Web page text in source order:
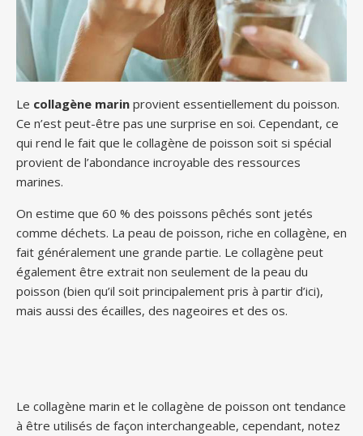
Le collagène marin provient essentiellement du poisson.
Ce n’est peut-être pas une surprise en soi. Cependant, ce
qui rend le fait que le collagène de poisson soit si spécial
provient de l’abondance incroyable des ressources
marines.
On estime que 60 % des poissons pêchés sont jetés
comme déchets. La peau de poisson, riche en collagène, en
fait généralement une grande partie. Le collagène peut
également être extrait non seulement de la peau du
poisson (bien qu’il soit principalement pris à partir d’ici),
mais aussi des écailles, des nageoires et des os.
Le collagène marin et le collagène de poisson ont tendance
à être utilisés de façon interchangeable, cependant, notez